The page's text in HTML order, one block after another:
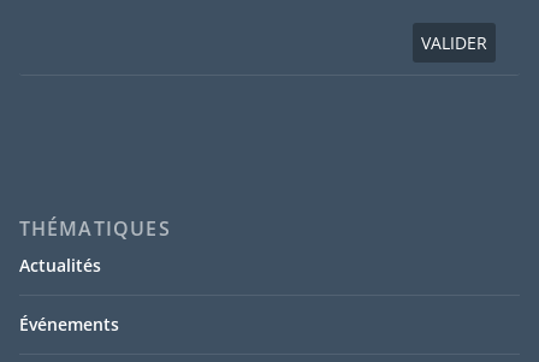
THÉMATIQUES
Actualités
Événements